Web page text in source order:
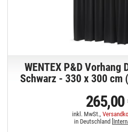
WENTEX P&D Vorhang
Schwarz - 330 x 300
265,00
inkl. MwSt.,
in Deutschland [